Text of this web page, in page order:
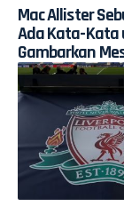
Mac Allister
Ada Kata-Kata
Gambarkan